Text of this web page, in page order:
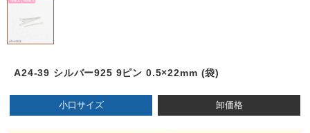
A24-39 シルバー925 9ピン 0.5×22mm (袋)
小口サイズ 卸価格